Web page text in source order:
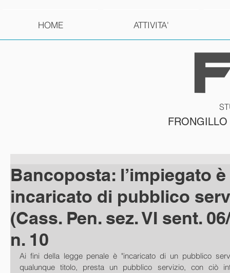
HOME ATTIVITA'
Bancoposta: l’impiegato è
incaricato di pubblico
(Cass. Pen. sez. VI sent.
n. 10
Ai fini della legge penale è "incaricato di un pubblico
qualunque titolo, presta un pubblico servizio, con ciò